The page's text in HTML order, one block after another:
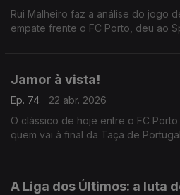
Rui Malheiro faz a análise do jogo
empate frente o FC Porto, deu ao
Jamor à vista!
Ep. 74
22 abr. 2026
O clássico de hoje entre o FC
quem vai à final da Taça de
A Liga dos Últimos: a luta